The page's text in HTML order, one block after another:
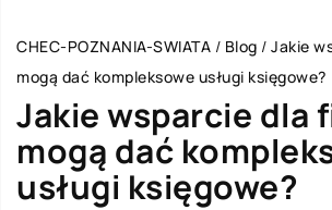
CHEC-POZNANIA-SWIATA / Blog / Jakie
mogą dać kompleksowe usługi księgowe?
Jakie wsparcie dla
mogą dać
usługi księgowe?